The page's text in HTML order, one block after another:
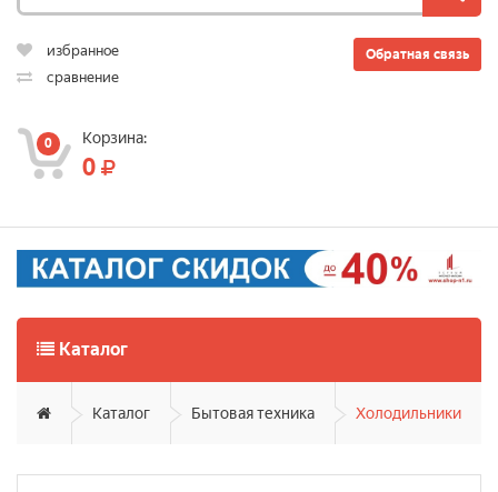
Обратная связь
избранное
сравнение
0 Корзина:
0
Каталог
Каталог Бытовая техника Холодильники